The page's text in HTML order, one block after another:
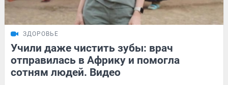
ЗДОРОВЬЕ
Учили даже чистить зубы: врач
отправилась в Африку и помогла
сотням людей. Видео